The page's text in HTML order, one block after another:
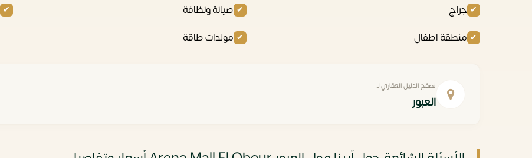
جراج
صيانة ونظافة
منطقة اطفال
مولدات طاقة
تصفح الدليل العقاري لـ
العبور